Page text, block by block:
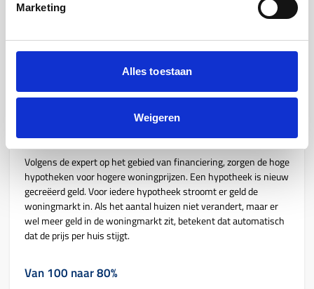
Marketing
Alles toestaan
Weigeren
van de overwaarde. Maar voor een groeiende groep mensen aan
Schaarste op de woningmarkt
Terug naar het eerder genoemde nuanceverschil. Bezemer legt
woningmarkt. Hebben we het dan over schaarste van
woningen, of over schaarste vanbetaalbarewoningen?”
Volgens de expert op het gebied van financiering, zorgen de hoge
hypotheken voor hogere woningprijzen. Een hypotheek is nieuw
gecreëerd geld. Voor iedere hypotheek stroomt er geld de
woningmarkt in. Als het aantal huizen niet verandert, maar er
wel meer geld in de woningmarkt zit, betekent dat automatisch
dat de prijs per huis stijgt.
Van 100 naar 80%